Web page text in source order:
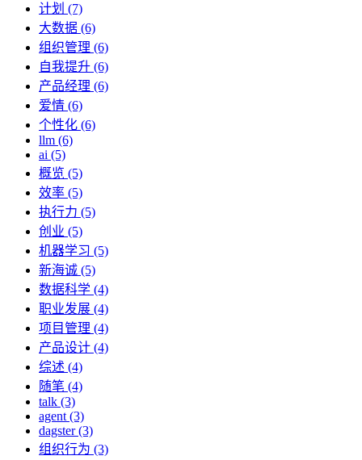
计划 (7)
大数据 (6)
组织管理 (6)
自我提升 (6)
产品经理 (6)
爱情 (6)
个性化 (6)
llm (6)
ai (5)
概览 (5)
效率 (5)
执行力 (5)
创业 (5)
机器学习 (5)
新海诚 (5)
数据科学 (4)
职业发展 (4)
项目管理 (4)
产品设计 (4)
综述 (4)
随笔 (4)
talk (3)
agent (3)
dagster (3)
组织行为 (3)